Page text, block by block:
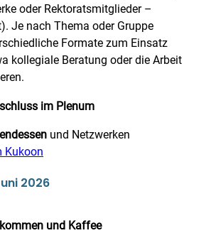
oder Rektoratsmitglieder –
Je nach Thema oder Gruppe
Formate zum Einsatz
kollegiale Beratung oder die Arbeit
im Plenum
und Netzwerken
Kukoon
2026
und Kaffee